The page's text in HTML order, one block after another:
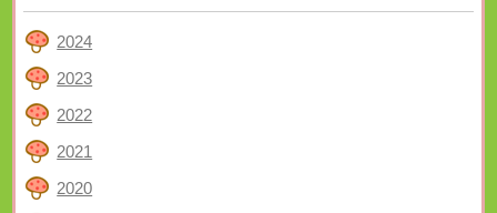
2024
2023
2022
2021
2020